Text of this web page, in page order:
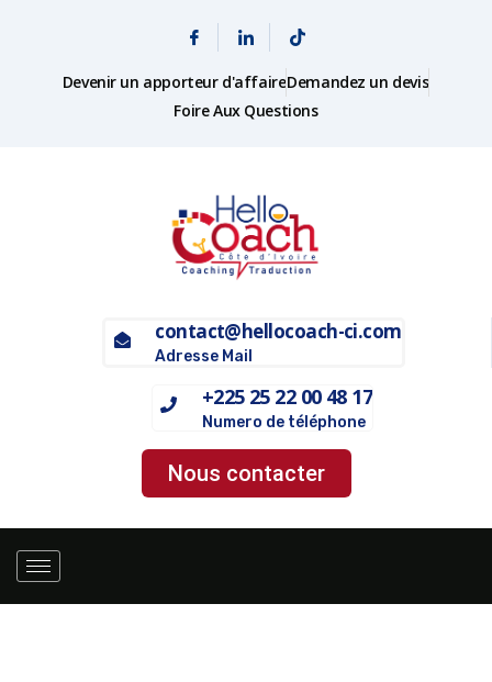
Devenir un apporteur d'affaireDemandez un devis
Foire Aux Questions
contact@hellocoach-ci.com
Adresse Mail
+225 25 22 00 48 17
Numero de téléphone
Nous contacter